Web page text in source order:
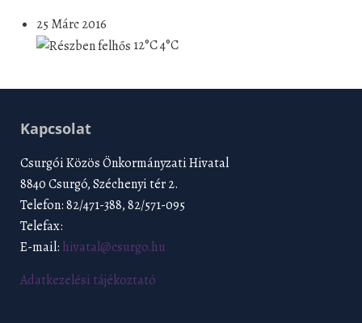
25 Márc 2016
12°C4°C
Kapcsolat
Csurgói Közös Önkormányzati Hivatal
8840 Csurgó, Széchenyi tér 2.
Telefon: 82/471-388, 82/571-095
Telefax:
E-mail: hivatal@csurgo.hu
Adatkezelési tájékoztató